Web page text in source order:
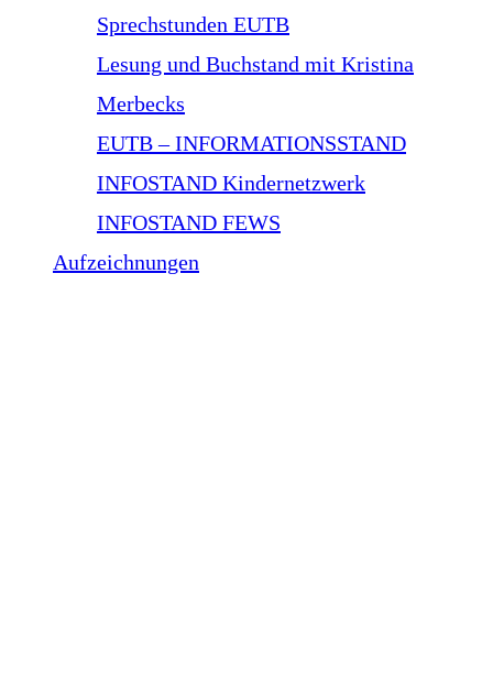
Sprechstunden EUTB
Lesung und Buchstand mit Kristina
Merbecks
EUTB – INFORMATIONSSTAND
INFOSTAND Kindernetzwerk
INFOSTAND FEWS
Aufzeichnungen